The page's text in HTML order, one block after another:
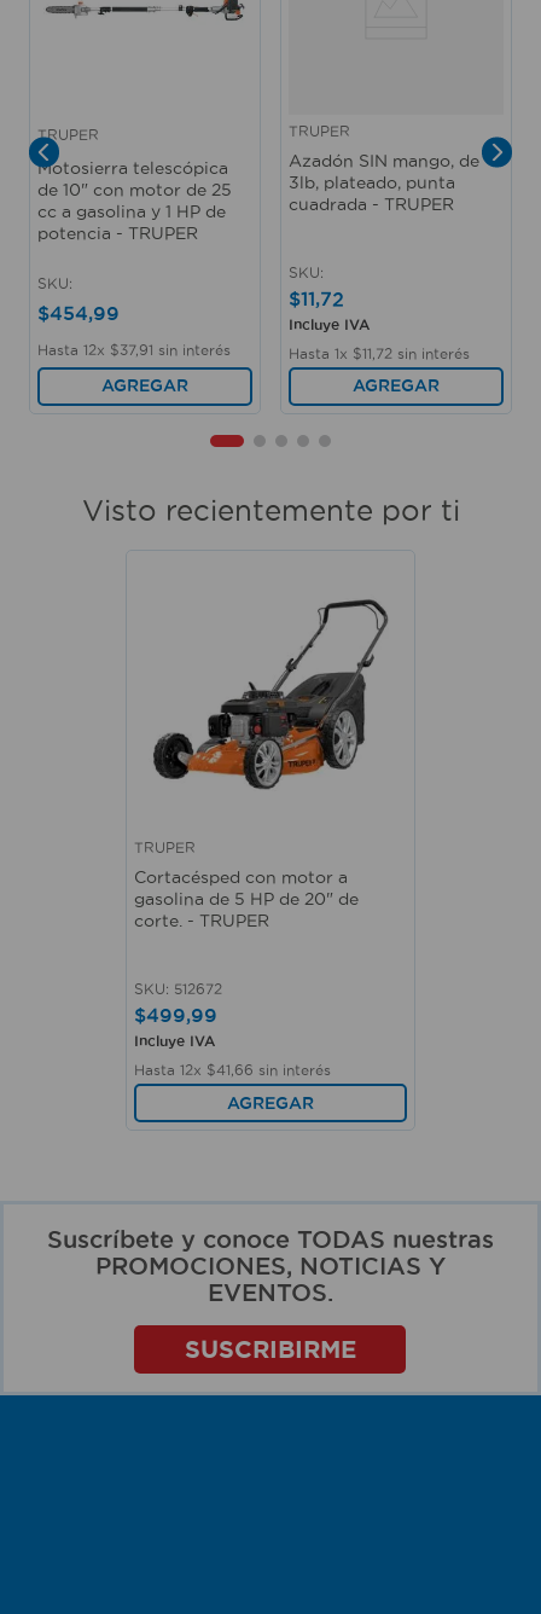
TRUPER
Motosierra telescópica
de 10" con motor de 25
cc a gasolina y 1 HP de
potencia - TRUPER
SKU:
$454,99
Hasta 12x $37, 91 sin interés
AGREGAR
TRUPER
Azadón SIN mango, de
3lb, plateado, punta
cuadrada - TRUPER
SKU:
$11,72
Incluye IVA
Hasta 1x $11 72 sin interés
AGREGAR
Visto recientemente por ti
TRUPER
Cortacésped con motor a
gasolina de 5 HP de 20" de
corte. - TRUPER
SKU: 512672
$499,99
Incluye IVA
Hasta 12x $41 66 sin interés
AGREGAR
Suscríbete y conoce TODAS nuestras
PROMOCIONES, NOTICIAS Y
EVENTOS.
SUSCRIBIRME